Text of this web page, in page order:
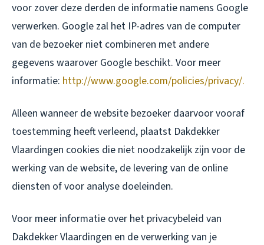
voor zover deze derden de informatie namens Google
verwerken. Google zal het IP-adres van de computer
van de bezoeker niet combineren met andere
gegevens waarover Google beschikt. Voor meer
informatie: http://www.google.com/policies/privacy/.
Alleen wanneer de website bezoeker daarvoor vooraf
toestemming heeft verleend, plaatst Dakdekker
Vlaardingen cookies die niet noodzakelijk zijn voor de
werking van de website, de levering van de online
diensten of voor analyse doeleinden.
Voor meer informatie over het privacybeleid van
Dakdekker Vlaardingen en de verwerking van je